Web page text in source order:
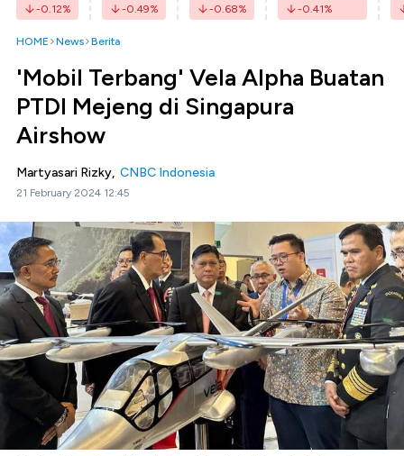
-0.12% -0.49% -0.68% -0.41%
HOME News Berita
'Mobil Terbang' Vela Alpha Buatan
PTDI Mejeng di Singapura
Airshow
Martyasari Rizky, CNBC Indonesia
21 February 2024 12:45